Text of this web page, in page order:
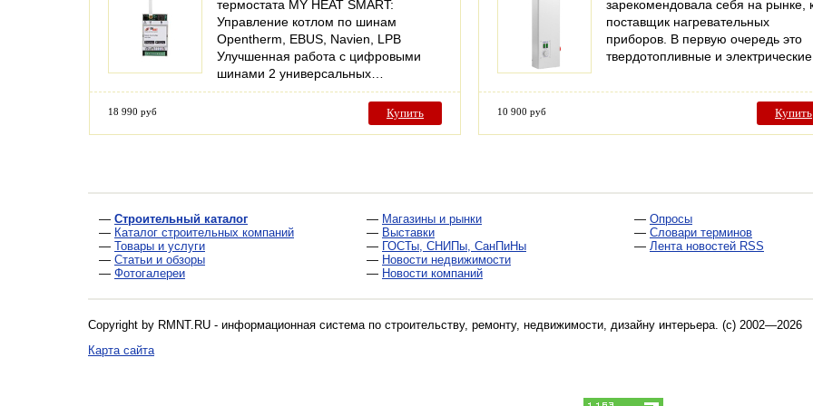
термостата MY HEAT SMART:
Управление котлом по шинам
Opentherm, EBUS, Navien, LPB
Улучшенная работа с цифровыми
шинами 2 универсальных…
18 990 руб Купить
зарекомендовала себя на рынке,
поставщик нагревательных
приборов. В первую очередь это
твердотопливные и
10 900 руб Купить
— Строительный каталог
— Каталог строительных компаний
— Товары и услуги
— Статьи и обзоры
— Фотогалереи
— Магазины и рынки
— Выставки
— ГОСТы, СНИПы, СанПиНы
— Новости недвижимости
— Новости компаний
— Опросы
— Словари терминов
— Лента новостей RSS
Copyright by RMNT.RU - информационная система по строительству, ремонту, недвижимости, дизайну интерьера . (c) 2002—2026
Карта сайта